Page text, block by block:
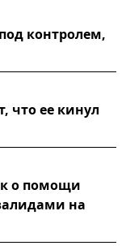
контролем,
что ее кинул
о помощи
на